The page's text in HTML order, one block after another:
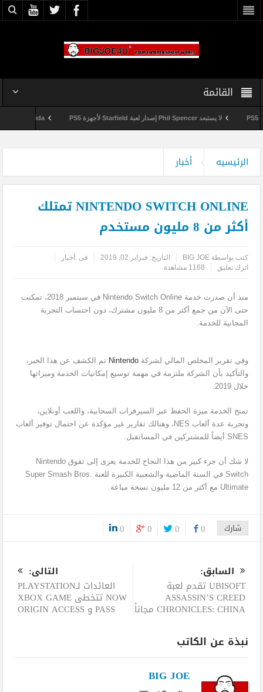
القائمة
لا يستبعد Phil Spencer إصدار لعبة Starfield لأجهزة PS5 Shuhei Yoshida سيتقاعد من شركة Sony في يناير المقبل
الرئيسيه أخبار
NINTENDO SWITCH ONLINE تمتلك
أكثر من 8 مليون مستخدم
كتب بواسطةBIG JOE التاريخ: فبراير 02, 2019 فى : أخبار
اترك تعليق
1168 مشاهدة
منذ أن صدرت خدمة Nintendo Switch Online في سبتمبر 2018، تمكنت
حتى الآن من جمع أكثر من 8 مليون مشترك، دون احتساب التجربة
المجانية للخدمة.
وفي تقرير المخلص المالي لشركةNintendo تم الكشف عن هذا الخبر،
والتأكيد بأن الشركة ملتزمة في مهمة توسيع إمكانيات الخدمة وميزاتها
خلال 2019.
تمنح الخدمة ميزة الحفظ عبر السيرفرات السحابية، واللعب أونلاين،
وتجربة عدة ألعاب NES، وهنالك تقارير غير مؤكدة عن احتمال توفير ألعاب
SNES أيضاً للمشتركين في المساتقبل.
لا شك أن جزء كبير من هذا النجاح للخدمة يعزى إلى تفوق Nintendo
Switch في السنة الماضية والشعبية الكبيرة للعبة Super Smash Bros.
Ultimate مع أكثر من 12 مليون نسخة مباعة.
شارك 0
0
0
0
السابق:
UBISOFT تقدم لعبة
ASSASSIN’S CREED
CHRONICLES: CHINA مجاناً
التالى:
العائدات لـPLAYSTATION
NOW تتخطى XBOX GAME
PASS و ORIGIN ACCESS
نبذة عن الكاتب
BIG JOE